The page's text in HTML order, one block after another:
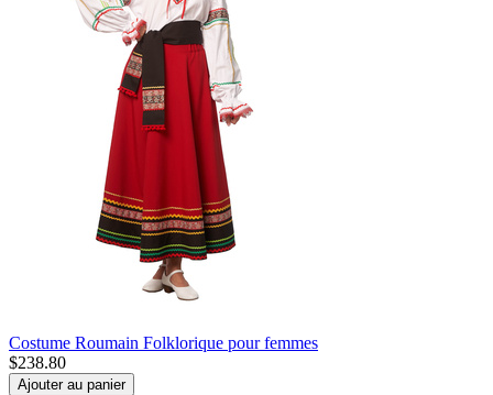
Costume Roumain Folklorique pour femmes
$238.80
Ajouter au panier